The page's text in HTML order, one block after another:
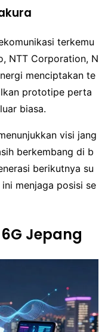
terkemu
NTT Corporation, N
menciptakan te
prototipe perta
biasa.
visi jang
berkembang di b
berikutnya su
menjaga posisi se
Jepang